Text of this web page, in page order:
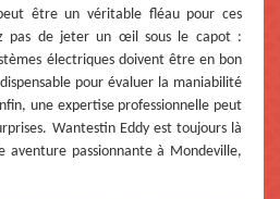
être un véritable fléau pour ces
pas de jeter un œil sous le capot :
électriques doivent être en bon
pour évaluer la maniabilité
une expertise professionnelle peut
Wantestin Eddy est toujours là
aventure passionnante à Mondeville,